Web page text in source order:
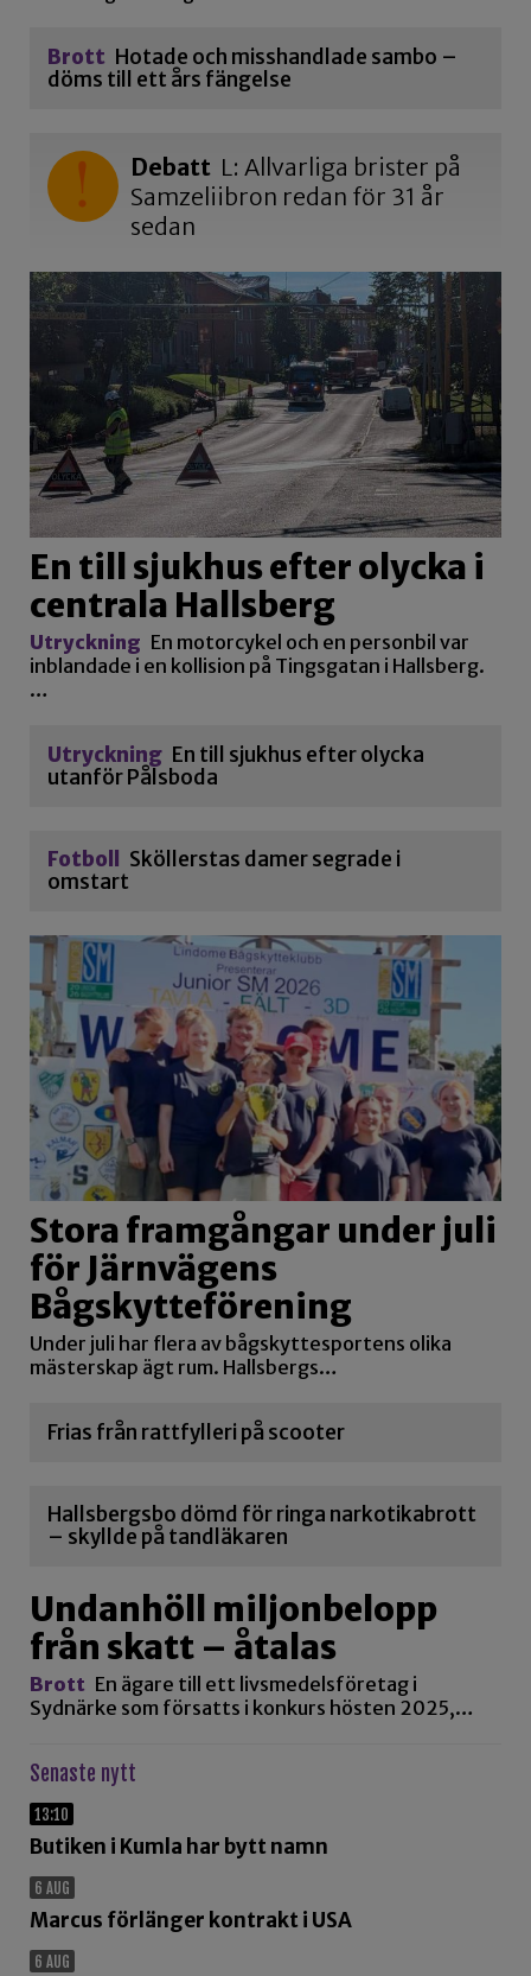
Brott Hotade och misshandlade sambo –
döms till ett års fängelse
Debatt L: Allvarliga brister på
Samzeliibron redan för 31 år
sedan
En till sjukhus efter olycka i
centrala Hallsberg
Utryckning En motorcykel och en personbil var
inblandade i en kollision på Tingsgatan i Hallsberg.
…
Utryckning En till sjukhus efter olycka
utanför Pålsboda
Fotboll
Sköllerstas damer segrade i
omstart
Stora framgångar under juli
för Järnvägens
Bågskytteförening
Under juli har flera av bågskyttesportens olika
mästerskap ägt rum. Hallsbergs…
Frias från rattfylleri på scooter
Hallsbergsbo dömd för ringa narkotikabrott
– skyllde på tandläkaren
Undanhöll miljonbelopp
från skatt – åtalas
Brott En ägare till ett livsmedelsföretag i
Sydnärke som försatts i konkurs hösten 2025,…
Senaste nytt
13:10
Butiken i Kumla har bytt namn
6 AUG
Marcus förlänger kontrakt i USA
6 AUG